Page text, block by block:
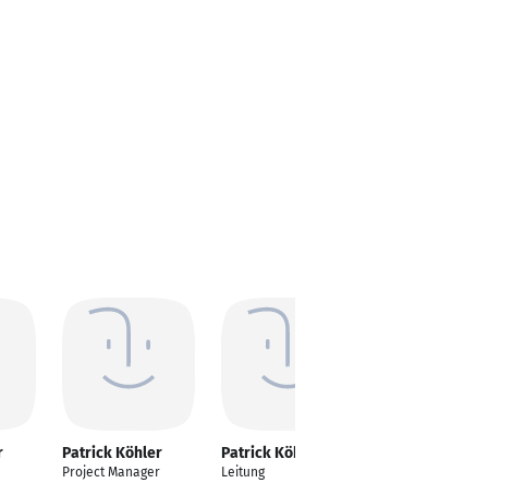
Patrick Köhler
Project Manager
Patrick Köhler
Leitung